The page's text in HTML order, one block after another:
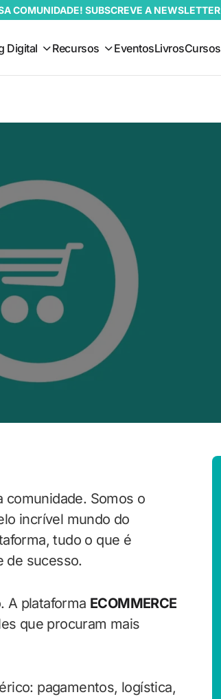
COMUNIDADE! SUBSCREVE A NEWSLETTER
Digital Recursos EventosLivrosCursos
Somos o
incrível mundo do
tudo o que é
de sucesso.
A plataforma ECOMMERCE
que procuram mais
pagamentos, logística,